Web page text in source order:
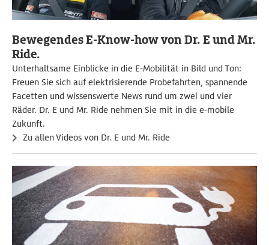
Bewegendes E-Know-how von Dr. E und Mr.
Ride.
Unterhaltsame Einblicke in die E-Mobilität in Bild und Ton:
Freuen Sie sich auf elektrisierende Probefahrten, spannende
Facetten und wissenswerte News rund um zwei und vier
Räder. Dr. E und Mr. Ride nehmen Sie mit in die e-mobile
Zukunft.
Zu allen Videos von Dr. E und Mr. Ride